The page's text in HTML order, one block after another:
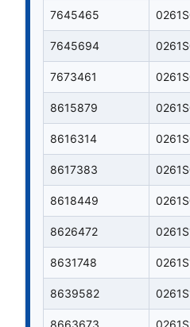
7645465
7645694
7673461
8615879
8616314
8617383
8618449
8626472
8631748
8639582